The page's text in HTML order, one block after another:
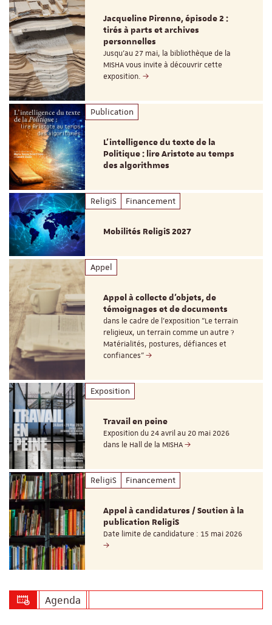
Jacqueline Pirenne, épisode 2 :
tirés à parts et archives
personnelles
Jusqu’au 27 mai, la bibliothèque de la
MISHA vous invite à découvrir cette
exposition.
Publication
L’intelligence du texte de la
Politique : lire Aristote au temps
des algorithmes
ReligiS Financement
Mobilités ReligiS 2027
Appel
Appel à collecte d'objets, de
témoignages et de documents
dans le cadre de l'exposition "Le terrain
religieux, un terrain comme un autre ?
Matérialités, postures, défiances et
confiances"
Exposition
Travail en peine
Exposition du 24 avril au 20 mai 2026
dans le Hall de la MISHA
ReligiS Financement
Appel à candidatures / Soutien à la
publication ReligiS
Date limite de candidature : 15 mai 2026
Agenda